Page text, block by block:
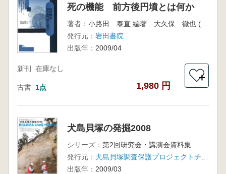
死の機能 前方後円墳とは何か
著者：
小路田 泰直 編著 大久保 徹也 (他)著
発行元： 岩田書院
出版年： 2009/04
新刊 在庫なし
古書 1点 1,980 円
＋
犬島貝塚の発掘2008
シリーズ： 第2回研究会・講演会資料集
発行元：
犬島貝塚調査保護プロジェクトチーム
出版年： 2009/03